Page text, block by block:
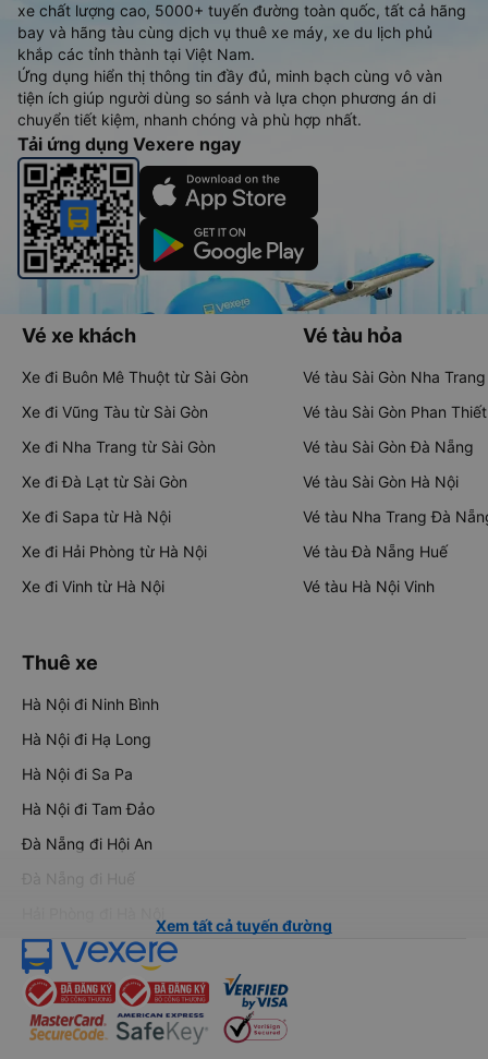
xe chất lượng cao, 5000+ tuyến đường toàn quốc, tất cả hãng
bay và hãng tàu cùng dịch vụ thuê xe máy, xe du lịch phủ
khắp các tỉnh thành tại Việt Nam.
Ứng dụng hiển thị thông tin đầy đủ, minh bạch cùng vô vàn
tiện ích giúp người dùng so sánh và lựa chọn phương án di
chuyển tiết kiệm, nhanh chóng và phù hợp nhất.
Tải ứng dụng Vexere ngay
Vé xe khách
Xe đi Buôn Mê Thuột từ Sài Gòn
Xe đi Vũng Tàu từ Sài Gòn
Xe đi Nha Trang từ Sài Gòn
Xe đi Đà Lạt từ Sài Gòn
Xe đi Sapa từ Hà Nội
Xe đi Hải Phòng từ Hà Nội
Xe đi Vinh từ Hà Nội
Vé tàu hỏa
Vé tàu Sài Gòn Nha Trang
Vé tàu Sài Gòn Phan Thiết
Vé tàu Sài Gòn Đà Nẵng
Vé tàu Sài Gòn Hà Nội
Vé tàu Nha Trang Đà
Vé tàu Đà Nẵng Huế
Vé tàu Hà Nội Vinh
Thuê xe
Hà Nội đi Ninh Bình
Hà Nội đi Hạ Long
Hà Nội đi Sa Pa
Hà Nội đi Tam Đảo
Đà Nẵng đi Hội An
Đà Nẵng đi Huế
Xem tất cả tuyến đường